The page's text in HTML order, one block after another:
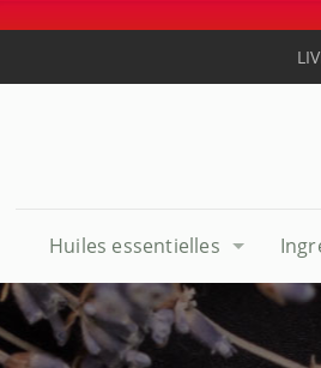
Huiles essentielles